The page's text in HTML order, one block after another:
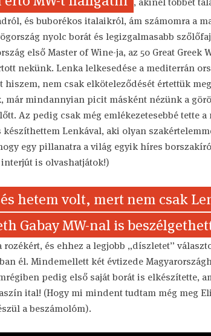
és buborékos italaikról, ám számomra a
nyolc borát és legizgalmasabb
első Master of Wine-ja, az 50 Great
nekünk. Lenka lelkesedése a mediterrán
hiszem, nem csak elköteleződését értettük
már mindannyian picit másként nézünk a
Az pedig csak még emlékezetesebbé tette
Lenkával, aki olyan
egy pillanatra a világ egyik híres
interjút is olvashatjátok!)
hetem volt, mert nem csak
Gabay MW-nal is
rozékért, és ehhez a legjobb „díszletet”
él. Mindemellett két évtizede
pedig első saját borát is elkészítette,
ital! (Hogy mi mindent tudtam még meg
a beszámolóm).